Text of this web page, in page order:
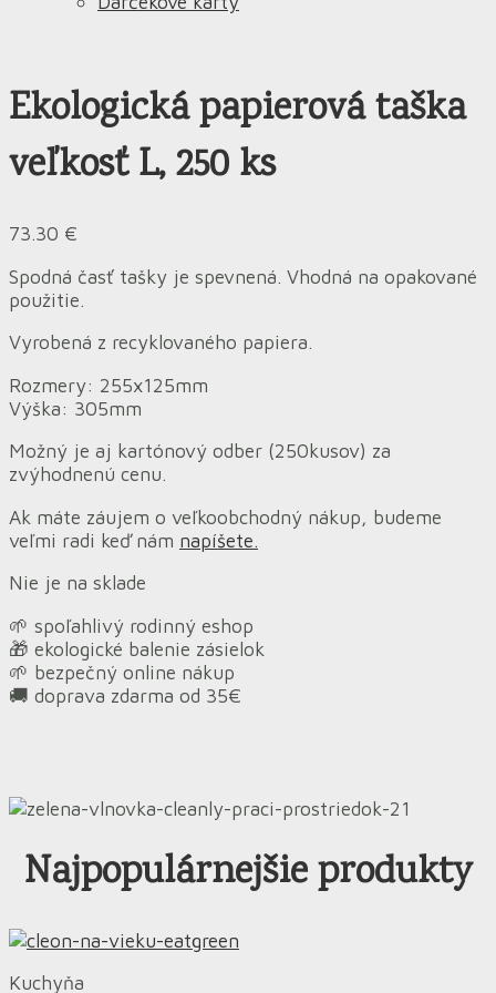
Ekologická papierová taška
veľkosť L, 250 ks
73.30 €
Spodná časť tašky je spevnená. Vhodná na opakované
použitie.
Vyrobená z recyklovaného papiera.
Rozmery: 255x125mm
Výška: 305mm
Možný je aj kartónový odber (250kusov) za
zvýhodnenú cenu.
Ak máte záujem o veľkoobchodný nákup, budeme
veľmi radi keď nám napíšete.
Nie je na sklade
🌱 spoľahlivý rodinný eshop
🎁 ekologické balenie zásielok
🌱 bezpečný online nákup
🚚 doprava zdarma od 35€
Najpopulárnejšie produkty
Kuchyňa